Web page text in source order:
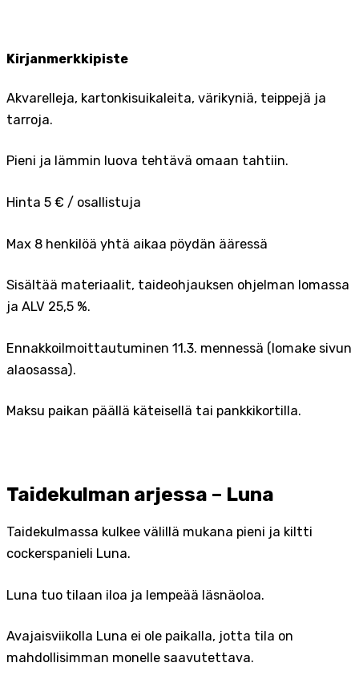
Kirjanmerkkipiste
Akvarelleja, kartonkisuikaleita, värikyniä, teippejä ja
tarroja.
Pieni ja lämmin luova tehtävä omaan tahtiin.
Hinta 5 € / osallistuja
Max 8 henkilöä yhtä aikaa pöydän ääressä
Sisältää materiaalit, taideohjauksen ohjelman lomassa
ja ALV 25,5 %.
Ennakkoilmoittautuminen 11.3. mennessä (lomake sivun
alaosassa).
Maksu paikan päällä käteisellä tai pankkikortilla.
Taidekulman arjessa – Luna
Taidekulmassa kulkee välillä mukana pieni ja kiltti
cockerspanieli Luna.
Luna tuo tilaan iloa ja lempeää läsnäoloa.
Avajaisviikolla Luna ei ole paikalla, jotta tila on
mahdollisimman monelle saavutettava.